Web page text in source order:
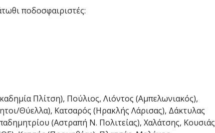
ποδοσφαιριστές:
Πλίτση), Πούλιος, Λιόντος (Αμπελωνιακός),
Θύελλα), Κατσαρός (Ηρακλής Λάρισας), Δάκτυλας
(Αστραπή Ν. Πολιτείας), Χαλάτσης, Κουσιάς